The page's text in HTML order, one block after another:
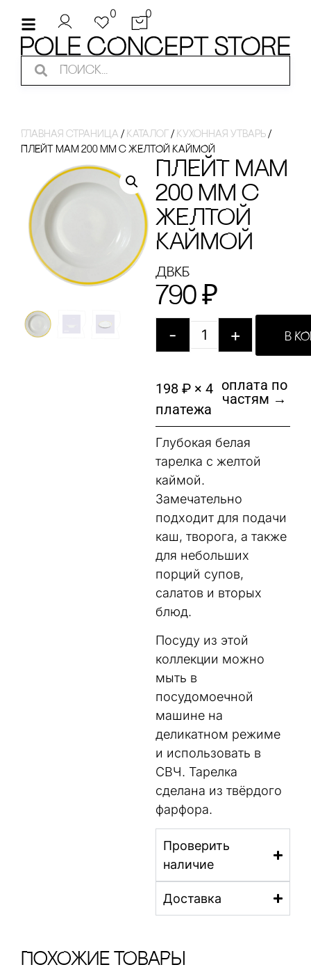
0 0
Главная страница / Каталог / Кухонная утварь /
ПЛЕЙТ МАМ 200 ММ с ЖЕЛТОЙ КАЙМОЙ
ПЛЕЙТ МАМ
200 ММ с
ЖЕЛТОЙ
КАЙМОЙ
ДВКБ
790 ₽
- + В
198 ₽ × 4
платежа
оплата по
частям →
Глубокая белая
тарелка с желтой
каймой.
Замечательно
подходит для подачи
каш, творога, а также
для небольших
порций супов,
салатов и вторых
блюд.
Посуду из этой
коллекции можно
мыть в
посудомоечной
машине на
деликатном режиме
и использовать в
СВЧ. Тарелка
сделана из твёрдого
фарфора.
Проверить
наличие
Доставка
ПохОжИе тОваРы